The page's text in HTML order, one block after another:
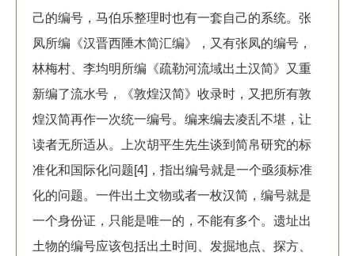
己的编号，马伯乐整理时也有一套自己的系统。张
凤所编《汉晋西陲木简汇编》，又有张凤的编号，
林梅村、李均明所编《疏勒河流域出土汉简》又重
新编了流水号，《敦煌汉简》收录时，又把所有敦
煌汉简再作一次统一编号。编来编去凌乱不堪，让
读者无所适从。上次胡平生先生谈到简帛研究的标
准化和国际化问题[4]，指出编号就是一个亟须标准
化的问题。一件出土文物或者一枚汉简，编号就是
一个身份证，只能是唯一的，不能有多个。遗址出
土物的编号应该包括出土时间、发掘地点、探方、